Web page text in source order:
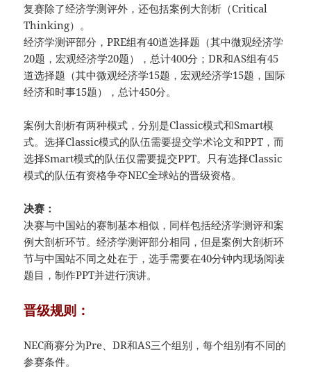
复赛除了经济学测评外，还包括案例大剖析（Critical
Thinking）。
经济学测评部分，PRE组有40道选择题（其中微观经济学
20题，宏观经济学20题），总计400分；DR和AS组有45
道选择题（其中微观经济学15题，宏观经济学15题，国际
经济和时事15题），总计450分。
案例大剖析有两种模式，分别是Classic模式和Smart模
式。选择Classic模式的队伍需要提交学术论文和PPT，而
选择Smart模式的队伍仅需要提交PPT。只有选择Classic
模式的队伍有资格争夺NEC全球站的晋级资格。
决赛：
决赛与中国站的赛制基本相似，同样包括经济学测评和案
例大剖析环节。经济学测评部分相同，但是案例大剖析环
节与中国站不同之处在于，选手需要在40分钟内现场阅读
题目，制作PPT并进行演讲。
晋级规则：
NEC商赛分为Pre、DR和AS三个组别，每个组别有不同的
参赛条件。